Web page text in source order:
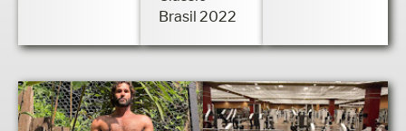
Brasil 2022